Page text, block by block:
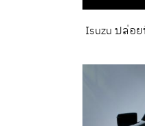
Isuzu ปล่อย